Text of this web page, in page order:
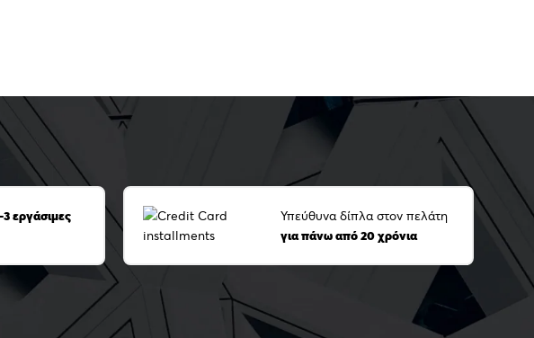
3 εργάσιμες
Υπεύθυνα δίπλα στον πελάτη
για πάνω από 20 χρόνια